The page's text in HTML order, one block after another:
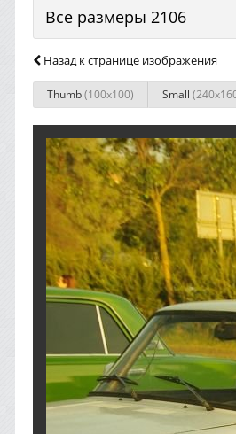
Все размеры 2106
Назад к странице изображения
Thumb(100x100) Small